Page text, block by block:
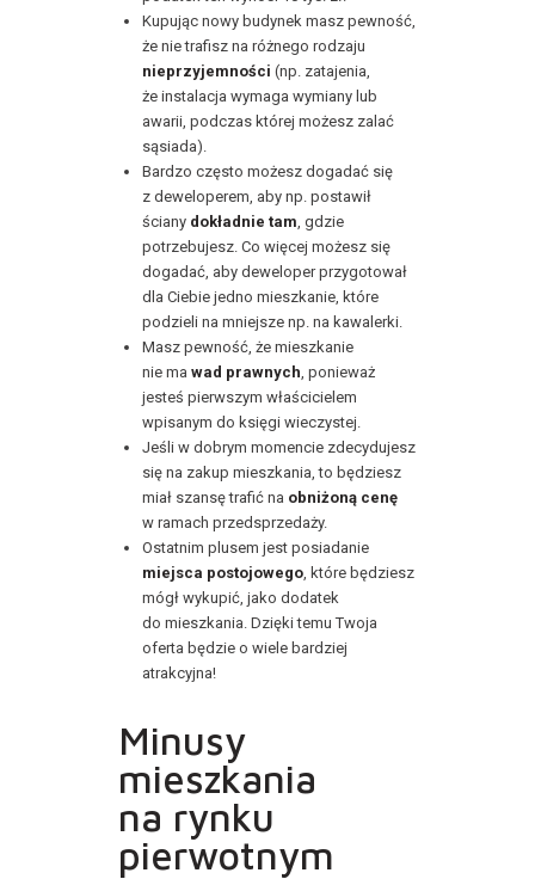
Kupując nowy budynek masz pewność,
że nie trafisz na różnego rodzaju
nieprzyjemności (np. zatajenia,
że instalacja wymaga wymiany lub
awarii, podczas której możesz zalać
sąsiada).
Bardzo często możesz dogadać się
z deweloperem, aby np. postawił
ściany dokładnie tam , gdzie
potrzebujesz. Co więcej możesz się
dogadać, aby deweloper przygotował
dla Ciebie jedno mieszkanie, które
podzieli na mniejsze np. na kawalerki.
Masz pewność, że mieszkanie
nie ma wad prawnych , ponieważ
jesteś pierwszym właścicielem
wpisanym do księgi wieczystej.
Jeśli w dobrym momencie zdecydujesz
się na zakup mieszkania, to będziesz
miał szansę trafić na obniżoną cenę
w ramach przedsprzedaży.
Ostatnim plusem jest posiadanie
miejsca postojowego, które będziesz
mógł wykupić, jako dodatek
do mieszkania. Dzięki temu Twoja
oferta będzie o wiele bardziej
atrakcyjna!
Minusy
mieszkania
na rynku
pierwotnym